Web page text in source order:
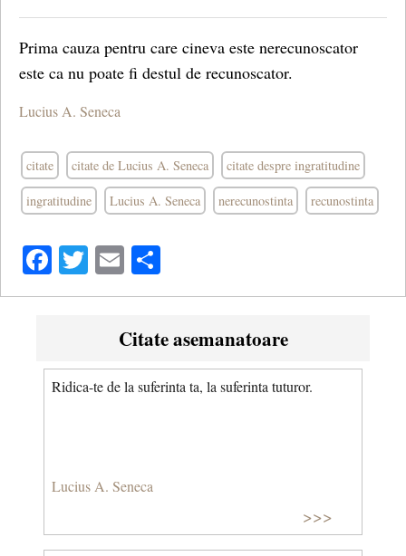
Prima cauza pentru care cineva este nerecunoscator
este ca nu poate fi destul de recunoscator.
Lucius A. Seneca
citate citate de Lucius A. Seneca citate despre ingratitudine
ingratitudine Lucius A. Seneca nerecunostinta recunostinta
Facebook
Twitter
Email
Citate asemanatoare
Ridica-te de la suferinta ta, la suferinta tuturor.
Lucius A. Seneca
>>>